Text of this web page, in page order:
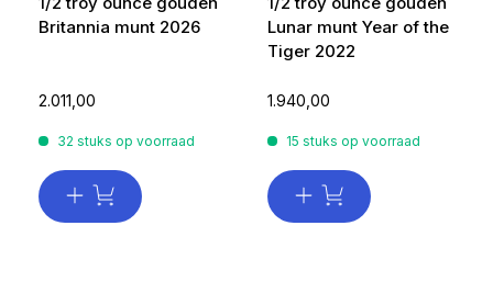
Britannia munt 2026
2.011,00
32 stuks op voorraad
Lunar munt Year of the
Tiger 2022
1.940,00
15 stuks op voorraad